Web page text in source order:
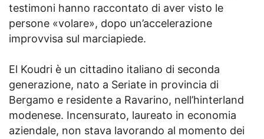
testimoni hanno raccontato di aver visto le
persone «volare», dopo un’accelerazione
improvvisa sul marciapiede.
El Koudri è un cittadino italiano di seconda
generazione, nato a Seriate in provincia di
Bergamo e residente a Ravarino, nell’hinterland
modenese. Incensurato, laureato in economia
aziendale, non stava lavorando al momento dei